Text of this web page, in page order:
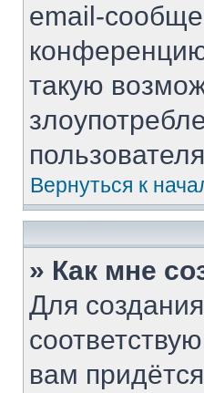
email-
такую
Вернуться к
» Как мне
Для
вам